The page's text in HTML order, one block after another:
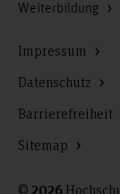
Weiterbildung
©
Impressum
Datenschutz
Barrierefreiheit
Sitemap